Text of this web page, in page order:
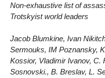
Non-exhaustive list of
Trotskyist world leaders
Jacob Blumkine, Ivan
Sermouks, IM Poznansky,
Kossior, Vladimir Ivanov, C.
Sosnovski., B. Breslav, L.